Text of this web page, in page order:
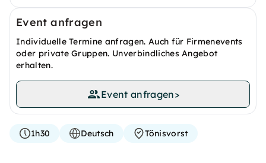
Event anfragen
Individuelle Termine anfragen. Auch für Firmenevents
oder private Gruppen. Unverbindliches Angebot
erhalten.
Event anfragen>
1h30 Deutsch Tönisvorst